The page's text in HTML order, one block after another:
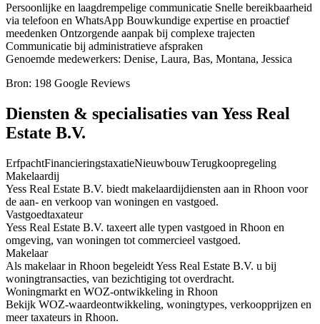
Persoonlijke en laagdrempelige communicatie Snelle bereikbaarheid
via telefoon en WhatsApp Bouwkundige expertise en proactief
meedenken Ontzorgende aanpak bij complexe trajecten
Communicatie bij administratieve afspraken
Genoemde medewerkers: Denise, Laura, Bas, Montana, Jessica
Bron: 198 Google Reviews
Diensten & specialisaties van Yess Real
Estate B.V.
ErfpachtFinancieringstaxatieNieuwbouwTerugkoopregeling
Makelaardij
Yess Real Estate B.V. biedt makelaardijdiensten aan in Rhoon voor
de aan- en verkoop van woningen en vastgoed.
Vastgoedtaxateur
Yess Real Estate B.V. taxeert alle typen vastgoed in Rhoon en
omgeving, van woningen tot commercieel vastgoed.
Makelaar
Als makelaar in Rhoon begeleidt Yess Real Estate B.V. u bij
woningtransacties, van bezichtiging tot overdracht.
Woningmarkt en WOZ-ontwikkeling in Rhoon
Bekijk WOZ-waardeontwikkeling, woningtypes, verkoopprijzen en
meer taxateurs in Rhoon.